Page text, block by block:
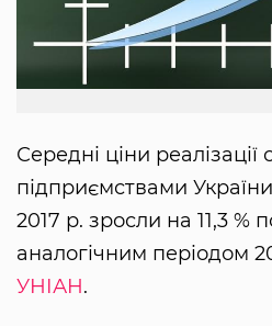
Середні ціни реалізації
підприємствами України
2017 р. зросли на 11,3 %
аналогічним періодом
УНІАН.